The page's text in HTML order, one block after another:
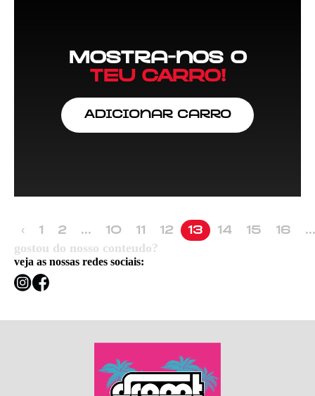
Mostra-nos o
TEU CARRO!
Adicionar Carro
gostou do nosso conteudo?
veja as nossas redes sociais:
‹ 1 2 ... 10 11 12 13 14 15 16 ...